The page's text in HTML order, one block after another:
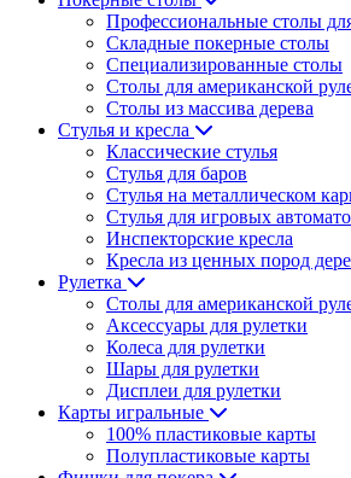
Профессиональные столы
Складные покерные столы
Специализированные столы
Столы для американской
Столы из массива дерева
Стулья и кресла
Классические стулья
Стулья для баров
Стулья на металлическом
Стулья для игровых
Инспекторские кресла
Кресла из ценных пород
Рулетка
Столы для американской
Аксессуары для рулетки
Колеса для рулетки
Шары для рулетки
Дисплеи для рулетки
Карты игральные
100% пластиковые карты
Полупластиковые карты